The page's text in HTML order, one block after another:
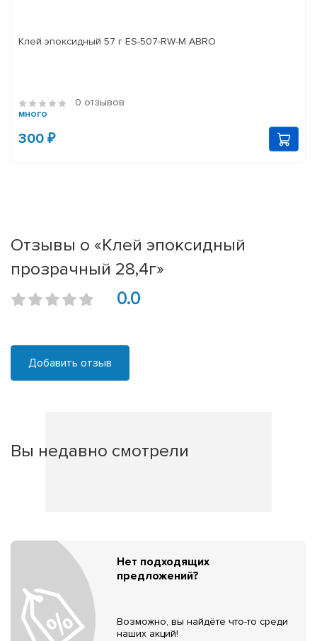
Клей эпоксидный 57 г ES-507-RW-M ABRO
0 отзывов
много
300 ₽
Отзывы о «Клей эпоксидный
прозрачный 28,4г»
0.0
Добавить отзыв
Вы недавно смотрели
Нет подходящих
предложений?
Возможно, вы найдёте что-то среди
наших акций!